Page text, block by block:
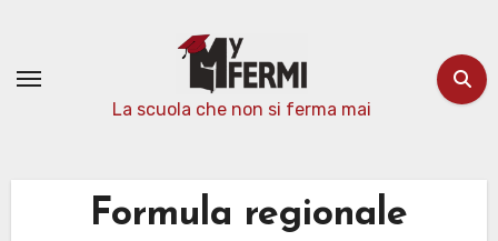
contenuto
La scuola che non si ferma mai
Formula regionale